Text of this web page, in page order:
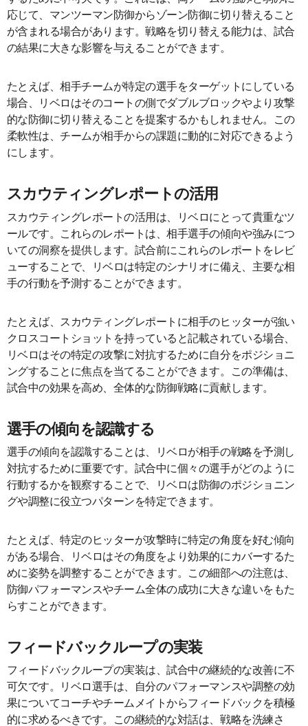
応じて、マンツーマン防御からゾーン防御に切り替えること
が含まれる場合があります。戦略を切り替える能力は、試合
の結果に大きな影響を与えることができます。
たとえば、相手チームが特定の選手をターゲットにしている
場合、リベロはそのコートの側でダブルブロックやより攻撃
的な防御に切り替えることを提案するかもしれません。この
柔軟性は、チームが相手からの課題に動的に対応できるよう
にします。
スカウティングレポートの活用
スカウティングレポートの活用は、リベロにとって貴重なツ
ールです。これらのレポートは、相手選手の傾向や強みにつ
いての洞察を提供します。試合前にこれらのレポートをレビ
ューすることで、リベロは特定のシナリオに備え、主要な相
手の行動を予測することができます。
たとえば、スカウティングレポートに相手のヒッターが強い
クロスコートショットを持っていると記載されている場合、
リベロはその特定の攻撃に対抗するために自分をポジショニ
ングすることに焦点を当てることができます。この準備は、
試合中の効果を高め、全体的な防御戦略に貢献します。
選手の傾向を認識する
選手の傾向を認識することは、リベロが相手の戦略を予測し
対抗するために重要です。試合中に個々の選手がどのように
行動するかを観察することで、リベロは防御のポジショニン
グや調整に役立つパターンを特定できます。
たとえば、特定のヒッターが攻撃時に特定の角度を好む傾向
がある場合、リベロはその角度をより効果的にカバーするた
めに姿勢を調整することができます。この細部への注意は、
防御パフォーマンスやチーム全体の成功に大きな違いをもた
らすことができます。
フィードバックループの実装
フィードバックループの実装は、試合中の継続的な改善に不
可欠です。リベロ選手は、自分のパフォーマンスや調整の効
果についてコーチやチームメイトからフィードバックを積極
的に求めるべきです。この継続的な対話は、戦略を洗練さ